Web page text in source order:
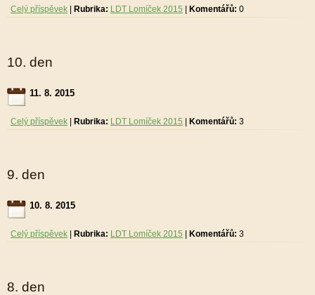
Celý příspěvek Rubrika: LDT Lomíček 2015 Komentářů: 0
10. den
11. 8. 2015
Celý příspěvek Rubrika: LDT Lomíček 2015 Komentářů: 3
9. den
10. 8. 2015
Celý příspěvek Rubrika: LDT Lomíček 2015 Komentářů: 3
8. den